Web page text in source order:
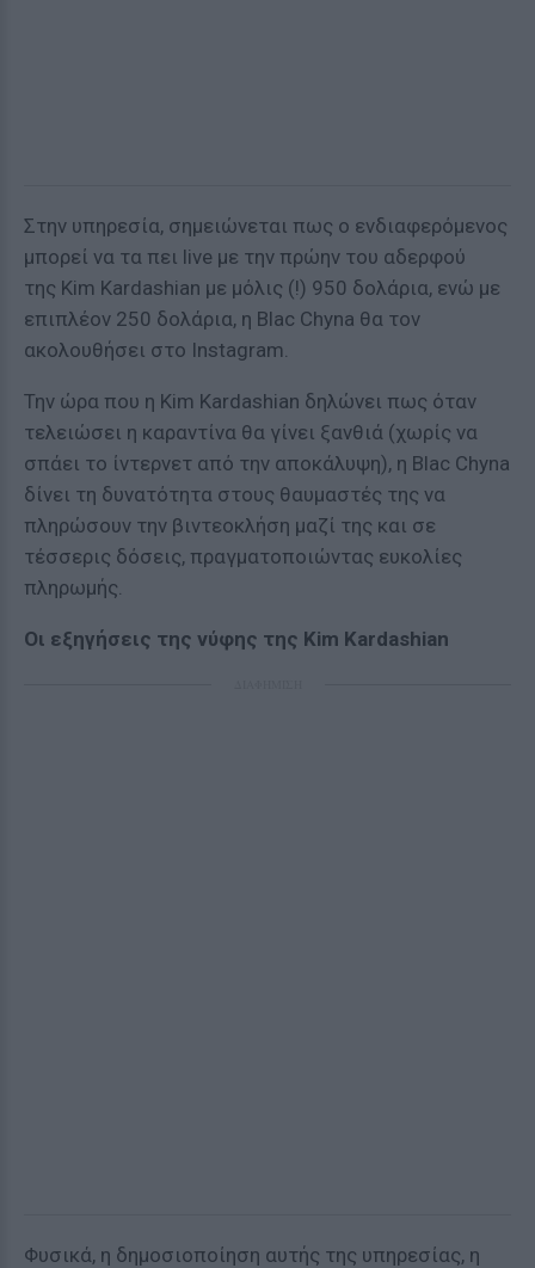
Στην υπηρεσία, σημειώνεται πως ο ενδιαφερόμενος
μπορεί να τα πει live με την πρώην του αδερφού
της Kim Kardashian με μόλις (!) 950 δολάρια, ενώ με
επιπλέον 250 δολάρια, η Blac Chyna θα τον
ακολουθήσει στο Instagram.
Την ώρα που η Kim Kardashian δηλώνει πως όταν
τελειώσει η καραντίνα θα γίνει ξανθιά (χωρίς να
σπάει το ίντερνετ από την αποκάλυψη), η Blac Chyna
δίνει τη δυνατότητα στους θαυμαστές της να
πληρώσουν την βιντεοκλήση μαζί της και σε
τέσσερις δόσεις, πραγματοποιώντας ευκολίες
πληρωμής.
Οι εξηγήσεις της νύφης της Kim Kardashian
Φυσικά, η δημοσιοποίηση αυτής της υπηρεσίας, η